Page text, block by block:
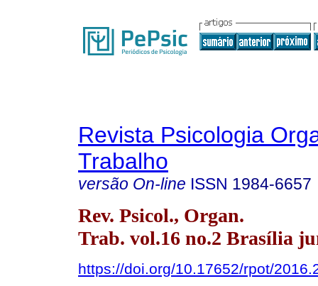
Revista Psicologia
Trabalho
versão On-line ISSN 1984-6657
Rev. Psicol., Organ.
Trab. vol.16 no.2 Brasília
https://doi.org/10.17652/rpot/